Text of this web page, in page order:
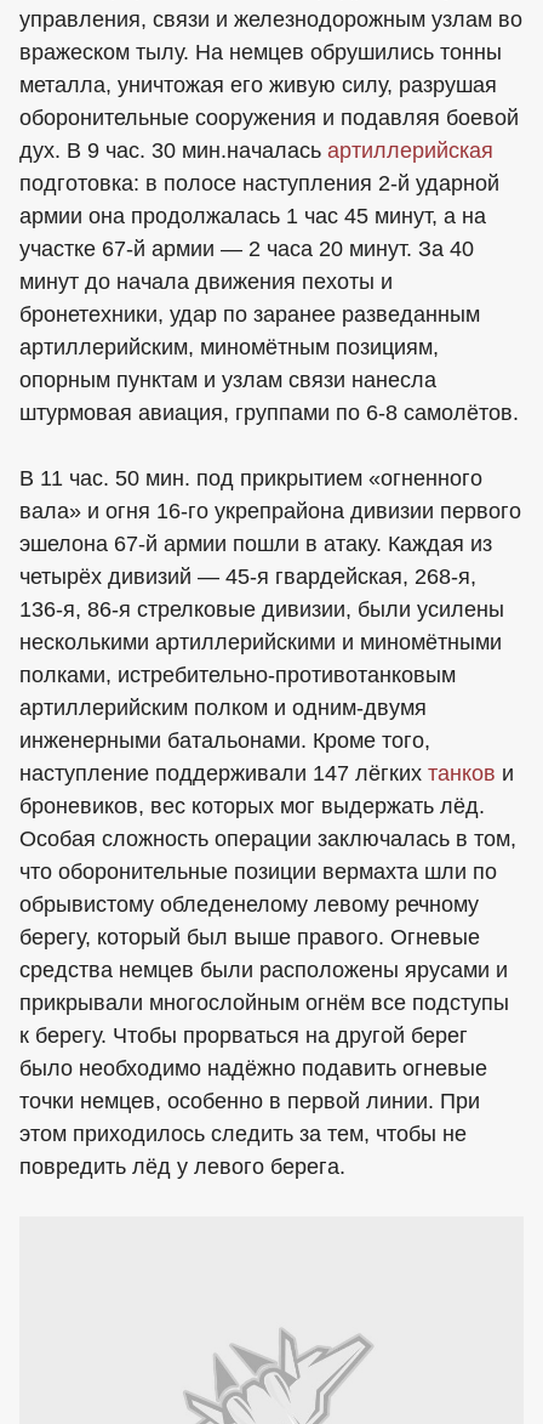
управления, связи и железнодорожным узлам во
вражеском тылу. На немцев обрушились тонны
металла, уничтожая его живую силу, разрушая
оборонительные сооружения и подавляя боевой
дух. В 9 час. 30 мин.началась артиллерийская
подготовка: в полосе наступления 2-й ударной
армии она продолжалась 1 час 45 минут, а на
участке 67-й армии — 2 часа 20 минут. За 40
минут до начала движения пехоты и
бронетехники, удар по заранее разведанным
артиллерийским, миномётным позициям,
опорным пунктам и узлам связи нанесла
штурмовая авиация, группами по 6-8 самолётов.
В 11 час. 50 мин. под прикрытием «огненного
вала» и огня 16-го укрепрайона дивизии первого
эшелона 67-й армии пошли в атаку. Каждая из
четырёх дивизий — 45-я гвардейская, 268-я,
136-я, 86-я стрелковые дивизии, были усилены
несколькими артиллерийскими и миномётными
полками, истребительно-противотанковым
артиллерийским полком и одним-двумя
инженерными батальонами. Кроме того,
наступление поддерживали 147 лёгких танков и
броневиков, вес которых мог выдержать лёд.
Особая сложность операции заключалась в том,
что оборонительные позиции вермахта шли по
обрывистому обледенелому левому речному
берегу, который был выше правого. Огневые
средства немцев были расположены ярусами и
прикрывали многослойным огнём все подступы
к берегу. Чтобы прорваться на другой берег
было необходимо надёжно подавить огневые
точки немцев, особенно в первой линии. При
этом приходилось следить за тем, чтобы не
повредить лёд у левого берега.